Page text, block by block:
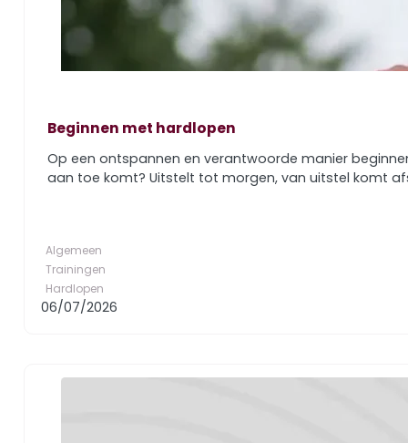
Beginnen met hardlopen
Op een ontspannen en verantwoorde manier
aan toe komt? Uitstelt tot morgen, van uitstel komt
Algemeen
Trainingen
Hardlopen
06/07/2026